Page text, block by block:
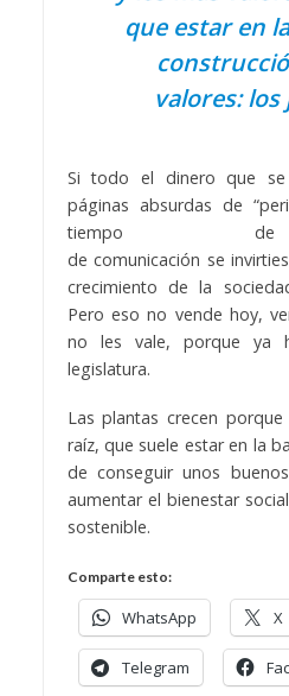
que estar en
valores: los
Si todo el dinero que
páginas absurdas de
tiempo
de comunicación se
crecimiento de la
Pero eso no vende hoy,
no les vale, porque ya
legislatura.
Las plantas crecen
raíz, que suele estar en la
de conseguir unos
aumentar el bienestar
sostenible.
Comparte esto:
WhatsApp X
Telegram